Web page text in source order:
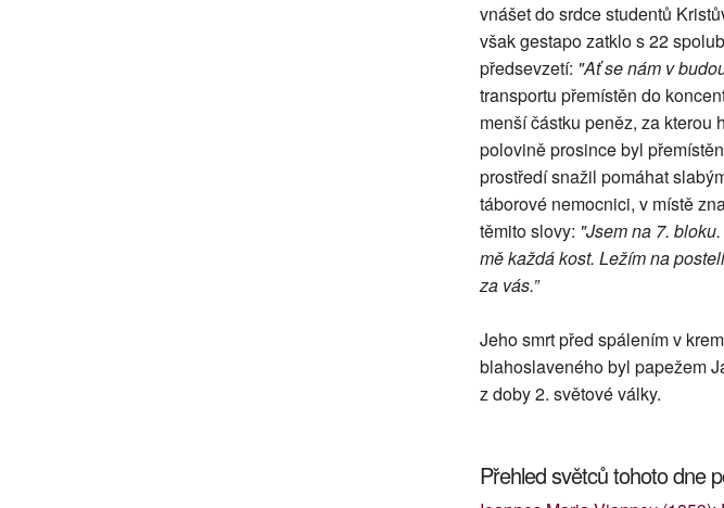
vnášet do srdce studentů
však gestapo zatklo s 22
předsevzetí: "Ať se nám v
transportu přemístěn do
menší částku peněz, za
polovině prosince byl
prostředí snažil pomáhat
táborové nemocnici, v místě
těmito slovy: "Jsem na 7.
mě každá kost. Ležím na
za vás.”
Jeho smrt před spálením v
blahoslaveného byl papežem
z doby 2. světové války.
Přehled světců tohoto dne